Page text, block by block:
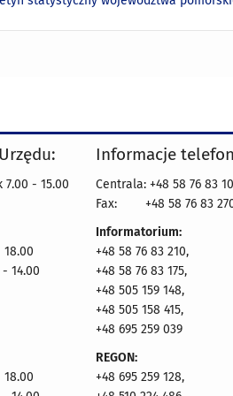
- 15.00
14.00
Informacje
Centrala: +48 58 76 83
Fax:
+48 58 76 83
Informatorium:
+48 58 76 83 210,
+48 58 76 83 175,
+48 505 159 148,
+48 505 158 415,
+48 695 259 039
REGON:
+48 695 259 128,